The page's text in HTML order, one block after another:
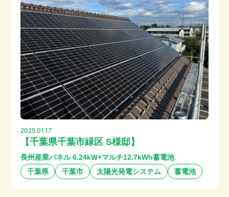
2025.01.17
【千葉県千葉市緑区 S様邸】
長州産業パネル 6.24kW+マルチ12.7kWh蓄電池
千葉県
千葉市 太陽光発電システム 蓄電池